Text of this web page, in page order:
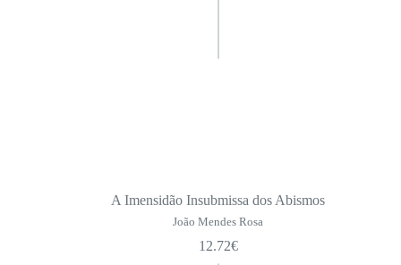
A Imensidão Insubmissa dos Abismos
João Mendes Rosa
12.72€